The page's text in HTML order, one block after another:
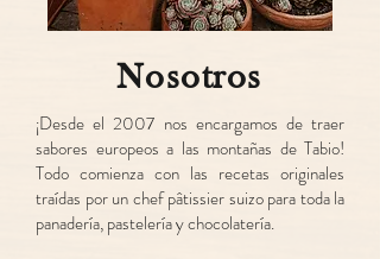
Nosotros
¡Desde el 2007 nos encargamos de traer
sabores europeos a las montañas de Tabio!
Todo comienza con las recetas originales
traídas por un chef pâtissier suizo para toda la
panadería, pastelería y chocolatería.